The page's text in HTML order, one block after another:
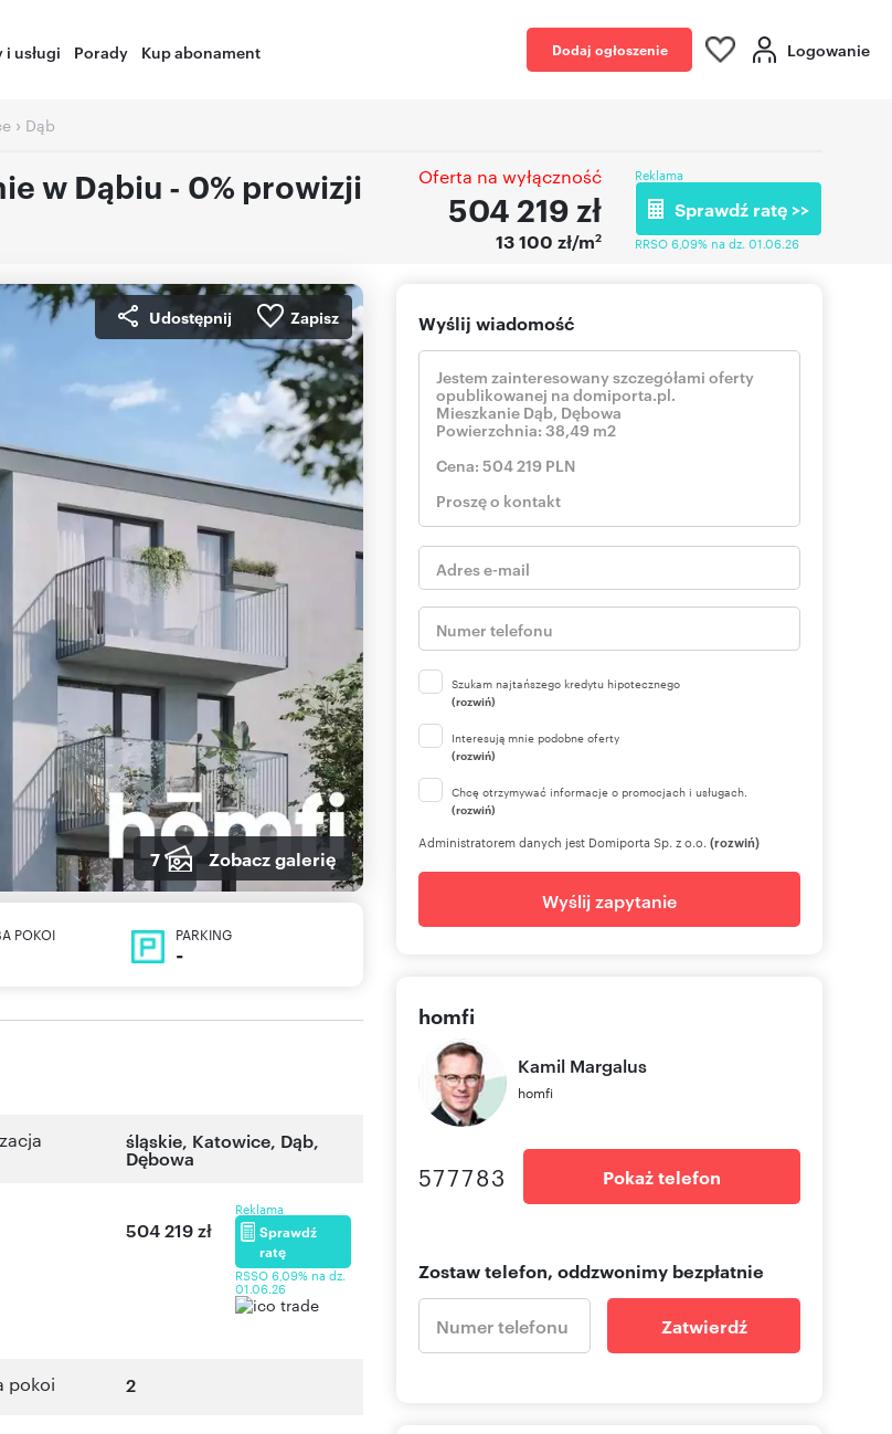
i usługi Porady Kup abonament Dodaj ogłoszenie Logowanie
› Dąb
w Dąbiu - 0% prowizji Oferta na wyłączność
504 219 zł
13 100 zł/m2
Reklama
Sprawdź ratę >>
RRSO 6,09% na dz. 01.06.26
Udostępnij Zapisz
7 Zobacz galerię
POKOI PARKING
-
śląskie, Katowice, Dąb,
Dębowa
504 219 zł
Reklama
Sprawdź
ratę
RSSO 6,09% na dz.
01.06.26
pokoi 2
Wyślij wiadomość
Szukam najtańszego kredytu hipotecznego
(rozwiń)
Interesują mnie podobne oferty
(rozwiń)
Chcę otrzymywać informacje o promocjach i usługach.
(rozwiń)
Administratorem danych jest Domiporta Sp. z o.o. (rozwiń)
Wyślij zapytanie
homfi
Kamil Margalus
homfi
577783 Pokaż telefon
Zostaw telefon, oddzwonimy bezpłatnie
Zatwierdź